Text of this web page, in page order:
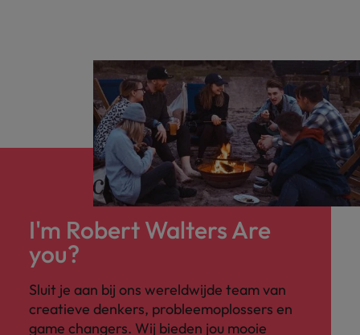
I'm Robert Walters Are
you?
Sluit je aan bij ons wereldwijde team van
creatieve denkers, probleemoplossers en
game changers. Wij bieden jou mooie